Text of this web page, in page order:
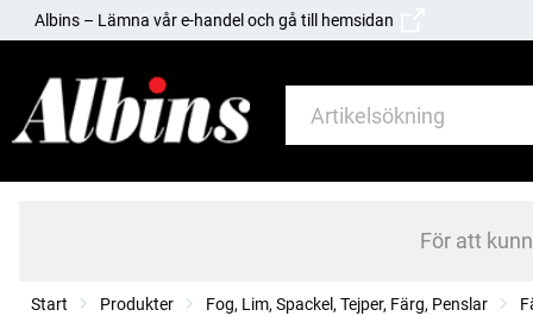
Albins – Lämna vår e-handel och gå till hemsidan
För att
Start Produkter Fog, Lim, Spackel, Tejper, Färg, Penslar